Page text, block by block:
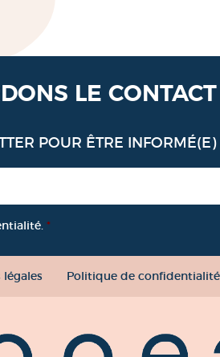
LE CONTACT
POUR ÊTRE
*
Politique de confidentialité